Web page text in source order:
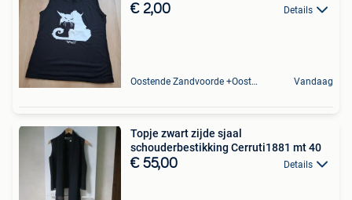
€ 2,00 Details
Oostende Zandvoorde +Oostende Vandaag
Topje zwart zijde sjaal
schouderbestikking Cerruti1881 mt 40
€ 55,00 Details